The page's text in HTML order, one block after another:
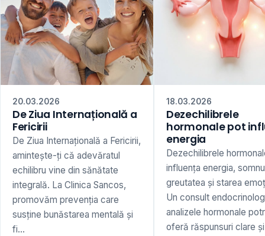
20.03.2026
De Ziua Internațională a
Fericirii
De Ziua Internațională a Fericirii,
amintește-ți că adevăratul
echilibru vine din sănătate
integrală. La Clinica Sancos,
promovăm prevenția care
susține bunăstarea mentală și
fi...
18.03.2026
Dezechilibrele
hormonale pot
energia
Dezechilibrele
influența energia,
greutatea și starea
Un consult
analizele hormonale
oferă răspunsuri clare